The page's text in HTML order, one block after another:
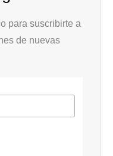
para suscribirte a
de nuevas